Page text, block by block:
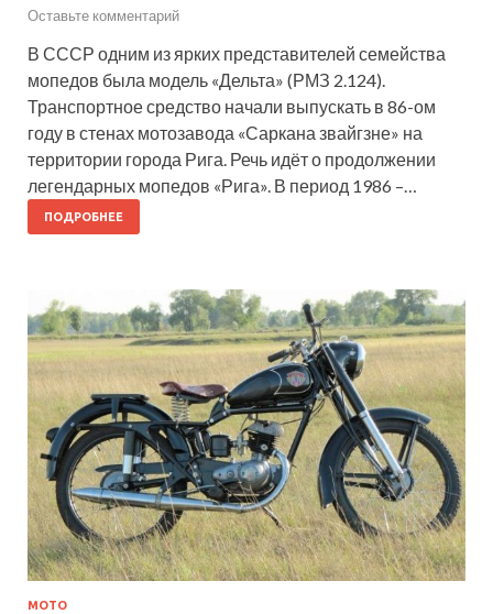
Оставьте комментарий
В СССР одним из ярких представителей семейства
мопедов была модель «Дельта» (РМЗ 2.124).
Транспортное средство начали выпускать в 86-ом
году в стенах мотозавода «Саркана звайгзне» на
территории города Рига. Речь идёт о продолжении
легендарных мопедов «Рига». В период 1986 –…
ПОДРОБНЕЕ
МОТО